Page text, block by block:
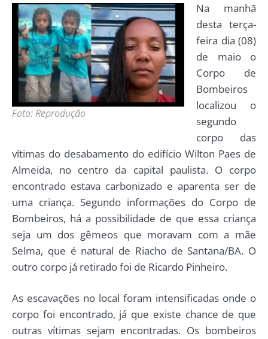
Foto: Reprodução
Na manhã
desta terça-
feira dia (08)
de maio o
Corpo de
Bombeiros
localizou o
segundo
corpo das
vítimas do desabamento do edifício Wilton Paes de
Almeida, no centro da capital paulista. O corpo
encontrado estava carbonizado e aparenta ser de
uma criança. Segundo informações do Corpo de
Bombeiros, há a possibilidade de que essa criança
seja um dos gêmeos que moravam com a mãe
Selma, que é natural de Riacho de Santana/BA. O
outro corpo já retirado foi de Ricardo Pinheiro.
As escavações no local foram intensificadas onde o
corpo foi encontrado, já que existe chance de que
outras vítimas sejam encontradas. Os bombeiros